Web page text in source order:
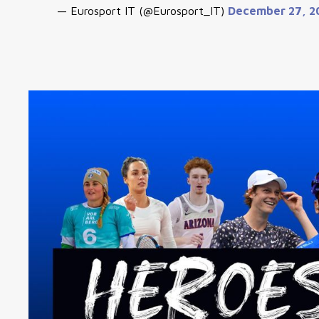
— Eurosport IT (@Eurosport_IT) December 27,